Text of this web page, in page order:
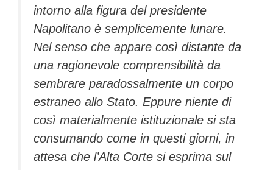
intorno alla figura del presidente
Napolitano è semplicemente lunare.
Nel senso che appare così distante da
una ragionevole comprensibilità da
sembrare paradossalmente un corpo
estraneo allo Stato. Eppure niente di
così materialmente istituzionale si sta
consumando come in questi giorni, in
attesa che l’Alta Corte si esprima sul